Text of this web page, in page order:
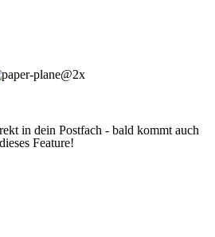
in dein Postfach - bald kommt auch
dieses Feature!